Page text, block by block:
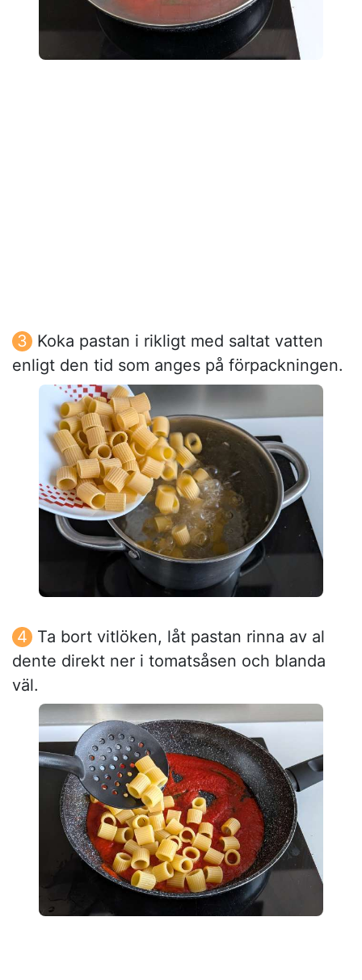
Koka pastan i rikligt med saltat vatten
enligt den tid som anges på förpackningen.
Ta bort vitlöken, låt pastan rinna av al
dente direkt ner i tomatsåsen och blanda
väl.